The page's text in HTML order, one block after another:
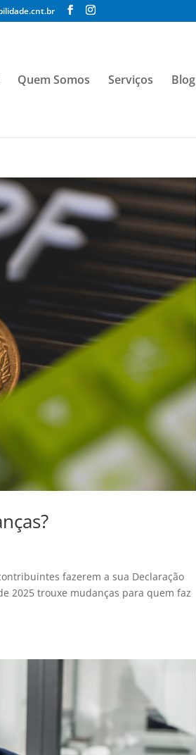
Quem Somos Serviços Blog
fazerem a sua Declaração
2025 trouxe mudanças para quem faz